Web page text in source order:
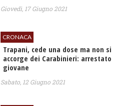
Giovedì, 17 Giugno 2021
CRONACA
Trapani, cede una dose ma non si
accorge dei Carabinieri: arrestato
giovane
Sabato, 12 Giugno 2021